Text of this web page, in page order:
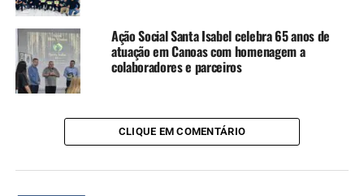
Ação Social Santa Isabel celebra 65 anos de
atuação em Canoas com homenagem a
colaboradores e parceiros
CLIQUE EM COMENTÁRIO